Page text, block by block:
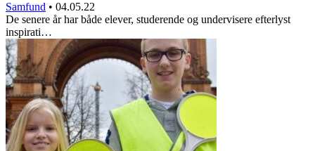
Samfund • 04.05.22
De senere år har både elever, studerende og undervisere efterlyst
inspirati…